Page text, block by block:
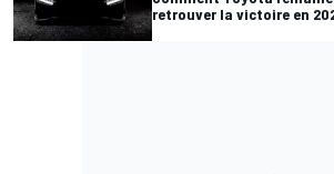
retrouver la victoire en